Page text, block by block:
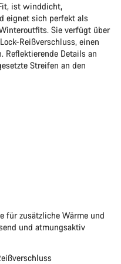
ist winddicht,
eignet sich perfekt als
Sie verfügt über
Reißverschluss, einen
Reflektierende Details an
Streifen an den
für zusätzliche Wärme und
und atmungsaktiv